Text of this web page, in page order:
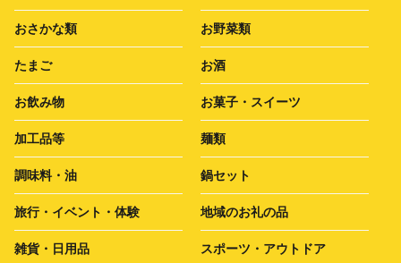
おさかな類 お野菜類
たまご お酒
お飲み物 お菓子・スイーツ
加工品等 麺類
調味料・油 鍋セット
旅行・イベント・体験 地域のお礼の品
雑貨・日用品 スポーツ・アウトドア